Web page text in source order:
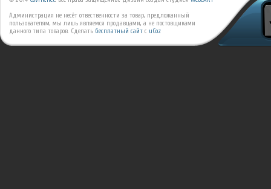
Администрация не несёт отвественности за товар, предложанный
пользователям, мы лишь являемся продавцами, а не постовщиками
данного типа товаров. Сделать бесплатный сайт с uCoz